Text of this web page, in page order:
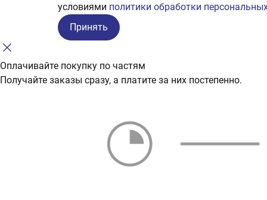
условиями политики обработки
Принять
Оплачивайте покупку по частям
Получайте заказы сразу, а платите за них постепенно.